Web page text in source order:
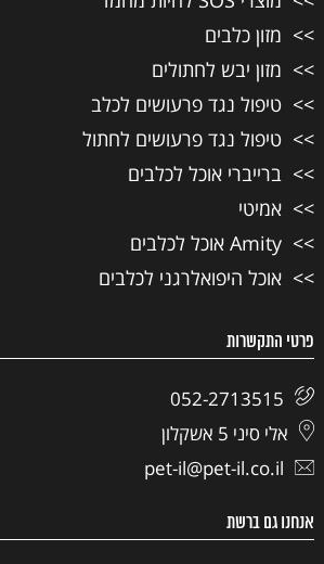
מזון כלבים
מזון יבש לחתולים
טיפול נגד פרעושים לכלב
טיפול נגד פרעושים לחתול
ברייברי אוכל לכלבים
אמיטי
Amity אוכל לכלבים
אוכל היפואלרגני לכלבים
פרטי התקשרות
052-2713515
אלי סיני 5 אשקלון
pet-il@pet-il.co.il
אנחנו גם ברשת